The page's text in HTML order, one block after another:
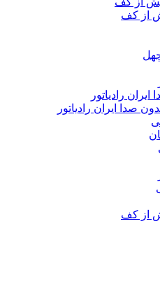
از کف
رادیاتور
صدا ایران رادیاتور
از کف